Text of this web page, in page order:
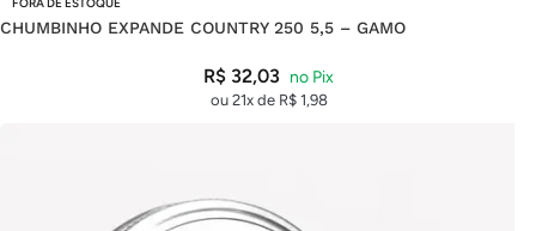
CHUMBINHO EXPANDE COUNTRY 250 5,5 – GAMO
R$32,03
ou 21x de R$1,98